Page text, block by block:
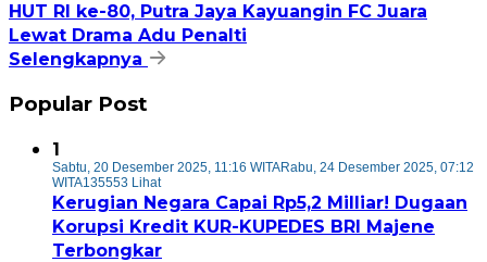
HUT RI ke-80, Putra Jaya Kayuangin FC Juara
Lewat Drama Adu Penalti
Selengkapnya
Popular Post
1
Sabtu, 20 Desember 2025, 11:16 WITARabu, 24 Desember 2025, 07:12
WITA135553 Lihat
Kerugian Negara Capai Rp5,2 Milliar! Dugaan
Korupsi Kredit KUR-KUPEDES BRI Majene
Terbongkar